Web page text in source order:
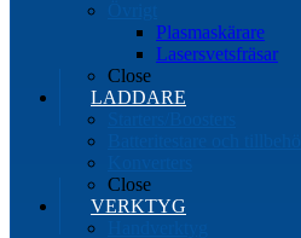
Plasmaskärare
Lasersvetsfräsar
Close
LADDARE
Close
VERKTYG